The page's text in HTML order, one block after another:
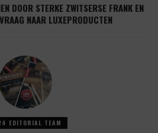
DOOR STERKE ZWITSERSE FRANK EN
NAAR LUXEPRODUCTEN
EDITORIAL TEAM